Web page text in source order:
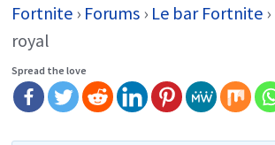
Fortnite › Forums › Le bar Fortnite ›
royal
Spread the love